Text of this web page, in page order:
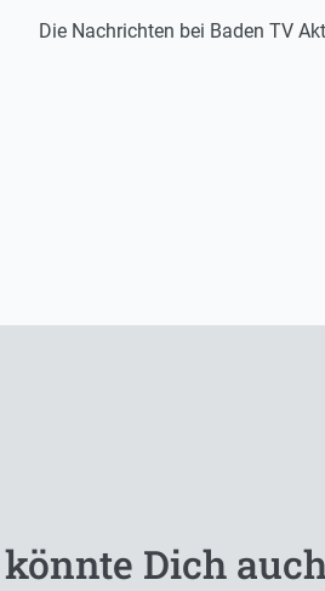
Die Nachrichten bei Baden TV
könnte Dich